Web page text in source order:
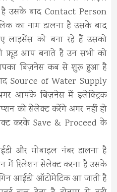
उसके बाद Contact Person
का नाम डालना है उसके बाद
लाइसेंस को बना रहे हैं उसको
फ़ूड आप बनाते है उन सभी को
बिज़नेस कब से शुरू हुआ है
Source of Water Supply
आपके बिज़नेस में इलेक्ट्रिक
को सेलेक्ट करेंगे अगर नहीं हो
करके Save & Proceed के
और मोबाइल नंबर डालना है
में रिलेशन सेलेक्ट करना है उसके
आईडी ऑटोमेटिक आ जाती है